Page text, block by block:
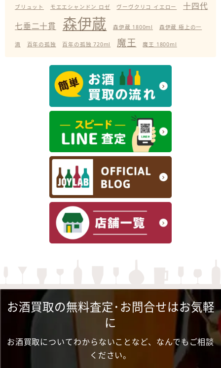
ブリュット
モエエシャンドン ロゼ ヴーヴクリコ イエロー
十四代
七垂二十貫
森伊蔵 森伊蔵 1800ml 森伊蔵 極上の一
滴 百年の孤独 百年の孤独 720ml 魔王 魔王 1800ml
お酒買取の無料査定･お問合せはお気軽
に
お酒買取についてわからないことなど、なんでもご相談
ください。